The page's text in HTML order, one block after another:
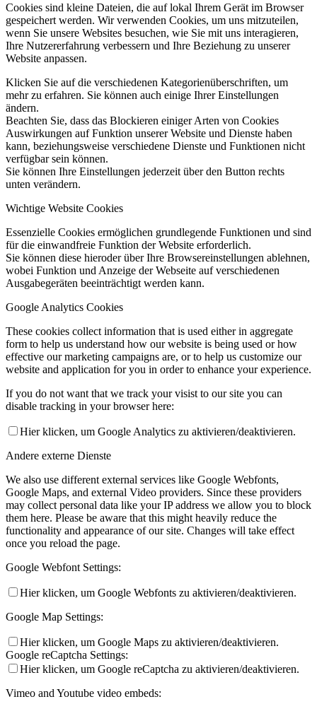
Cookies sind kleine Dateien, die auf lokal Ihrem Gerät im Browser
gespeichert werden. Wir verwenden Cookies, um uns mitzuteilen,
wenn Sie unsere Websites besuchen, wie Sie mit uns interagieren,
Ihre Nutzererfahrung verbessern und Ihre Beziehung zu unserer
Website anpassen.
Klicken Sie auf die verschiedenen Kategorienüberschriften, um
mehr zu erfahren. Sie können auch einige Ihrer Einstellungen
ändern.
Beachten Sie, dass das Blockieren einiger Arten von Cookies
Auswirkungen auf Funktion unserer Website und Dienste haben
kann, beziehungsweise verschiedene Dienste und Funktionen nicht
verfügbar sein können.
Sie können Ihre Einstellungen jederzeit über den Button rechts
unten verändern.
Wichtige Website Cookies
Essenzielle Cookies ermöglichen grundlegende Funktionen und sind
für die einwandfreie Funktion der Website erforderlich.
Sie können diese hieroder über Ihre Browsereinstellungen ablehnen,
wobei Funktion und Anzeige der Webseite auf verschiedenen
Ausgabegeräten beeinträchtigt werden kann.
Google Analytics Cookies
These cookies collect information that is used either in aggregate
form to help us understand how our website is being used or how
effective our marketing campaigns are, or to help us customize our
website and application for you in order to enhance your experience.
If you do not want that we track your visist to our site you can
disable tracking in your browser here:
Hier klicken, um Google Analytics zu aktivieren/deaktivieren.
Andere externe Dienste
We also use different external services like Google Webfonts,
Google Maps, and external Video providers. Since these providers
may collect personal data like your IP address we allow you to block
them here. Please be aware that this might heavily reduce the
functionality and appearance of our site. Changes will take effect
once you reload the page.
Google Webfont Settings:
Hier klicken, um Google Webfonts zu aktivieren/deaktivieren.
Google Map Settings:
Hier klicken, um Google Maps zu aktivieren/deaktivieren.
Google reCaptcha Settings:
Hier klicken, um Google reCaptcha zu aktivieren/deaktivieren.
Vimeo and Youtube video embeds: